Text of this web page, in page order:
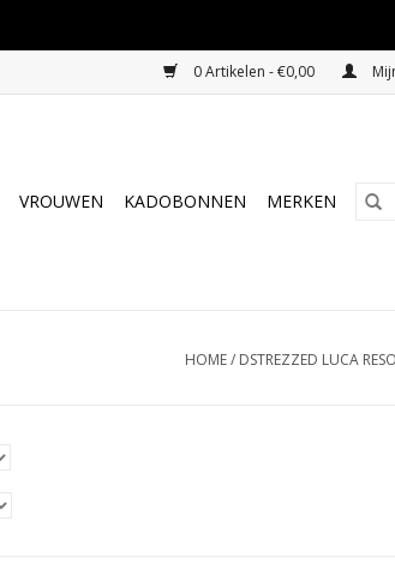
0 Artikelen - €0,00
VROUWEN KADOBONNEN MERKEN
HOME/ DSTREZZED LUCA